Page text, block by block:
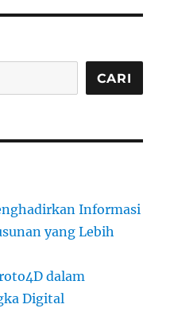
CARI
Informasi
yang Lebih
dalam
Digital